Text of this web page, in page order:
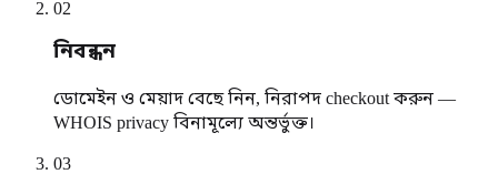
02
নিবন্ধন
ডোমেইন ও মেয়াদ বেছে নিন, নিরাপদ checkout করুন —
WHOIS privacy বিনামূল্যে অন্তর্ভুক্ত।
03